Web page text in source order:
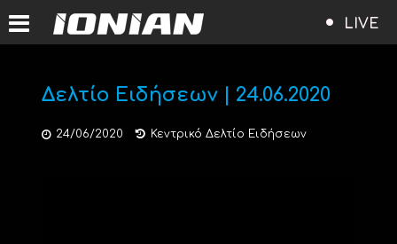
LIVE
Δελτίο Ειδήσεων | 24.06.2020
24/06/2020 Κεντρικό Δελτίο Ειδήσεων